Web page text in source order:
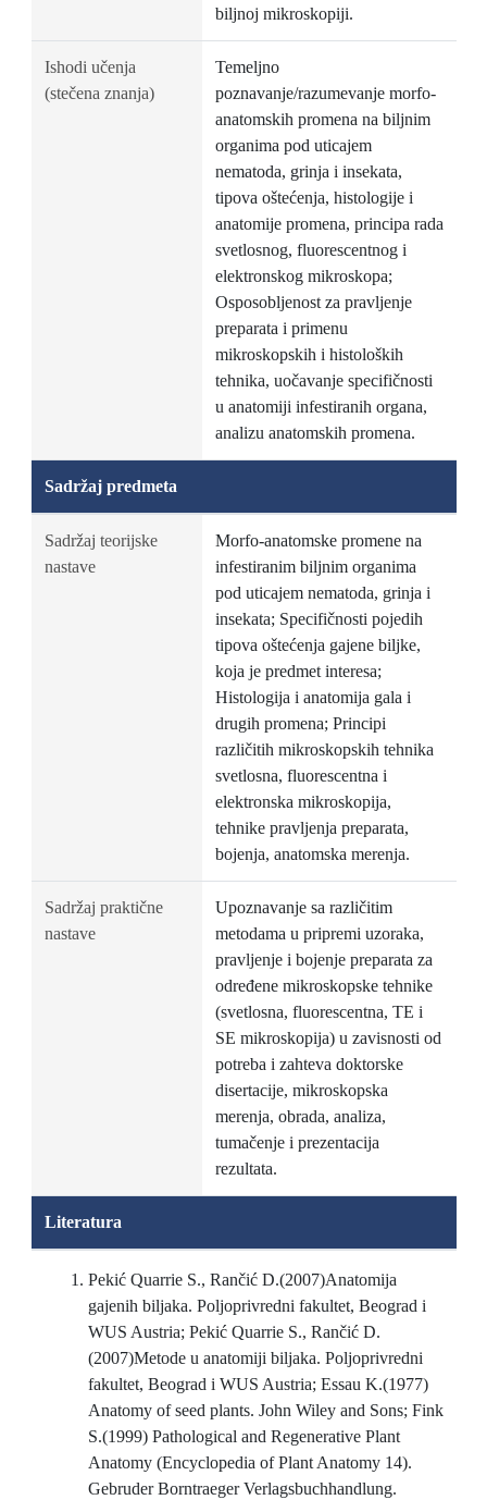
biljnoj mikroskopiji.
Ishodi učenja
(stečena znanja)
Temeljno
poznavanje/razumevanje morfo-
anatomskih promena na biljnim
organima pod uticajem
nematoda, grinja i insekata,
tipova oštećenja, histologije i
anatomije promena, principa rada
svetlosnog, fluorescentnog i
elektronskog mikroskopa;
Osposobljenost za pravljenje
preparata i primenu
mikroskopskih i histoloških
tehnika, uočavanje specifičnosti
u anatomiji infestiranih organa,
analizu anatomskih promena.
Sadržaj predmeta
Sadržaj teorijske
nastave
Morfo-anatomske promene na
infestiranim biljnim organima
pod uticajem nematoda, grinja i
insekata; Specifičnosti pojedih
tipova oštećenja gajene biljke,
koja je predmet interesa;
Histologija i anatomija gala i
drugih promena; Principi
različitih mikroskopskih tehnika
svetlosna, fluorescentna i
elektronska mikroskopija,
tehnike pravljenja preparata,
bojenja, anatomska merenja.
Sadržaj praktične
nastave
Upoznavanje sa različitim
metodama u pripremi uzoraka,
pravljenje i bojenje preparata za
određene mikroskopske tehnike
(svetlosna, fluorescentna, TE i
SE mikroskopija) u zavisnosti od
potreba i zahteva doktorske
disertacije, mikroskopska
merenja, obrada, analiza,
tumačenje i prezentacija
rezultata.
Literatura
Pekić Quarrie S., Rančić D.(2007)Anatomija
gajenih biljaka. Poljoprivredni fakultet, Beograd i
WUS Austria; Pekić Quarrie S., Rančić D.
(2007)Metode u anatomiji biljaka. Poljoprivredni
fakultet, Beograd i WUS Austria; Essau K.(1977)
Anatomy of seed plants. John Wiley and Sons; Fink
S.(1999) Pathological and Regenerative Plant
Anatomy (Encyclopedia of Plant Anatomy 14).
Gebruder Borntraeger Verlagsbuchhandlung.